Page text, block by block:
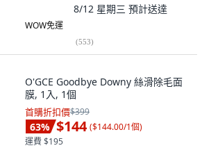
8/12 星期三 預計送達
WOW免運
(553)
O'GCE Goodbye Downy 絲滑除毛面
膜, 1入, 1個
首購折扣價$399
63% $144 ($144.00/1個)
運費 $195